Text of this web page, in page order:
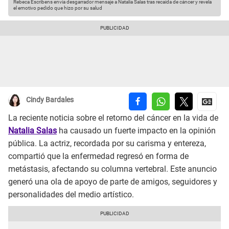
Rebeca Escribens envía desgarrador mensaje a Natalia Salas tras recaída de cáncer y revela
el emotivo pedido que hizo por su salud
Cindy Bardales
La reciente noticia sobre el retorno del cáncer en la vida de
Natalia Salas ha causado un fuerte impacto en la opinión
pública. La actriz, recordada por su carisma y entereza,
compartió que la enfermedad regresó en forma de
metástasis, afectando su columna vertebral. Este anuncio
generó una ola de apoyo de parte de amigos, seguidores y
personalidades del medio artístico.